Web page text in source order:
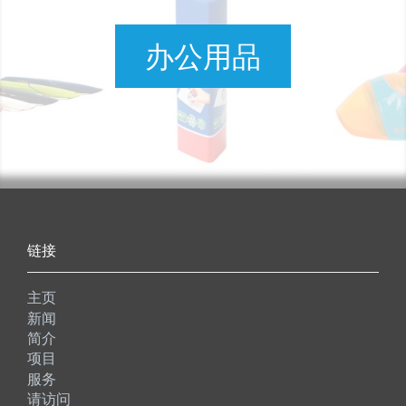
办公用品
链接
主页
新闻
简介
项目
服务
请访问